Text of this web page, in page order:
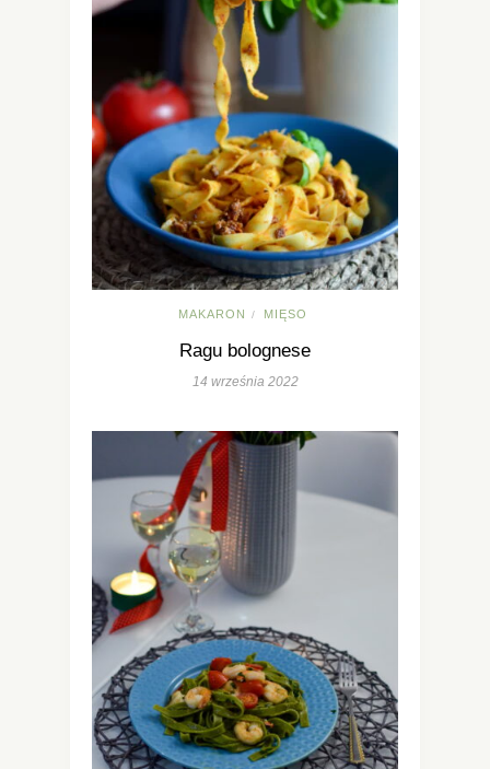
MAKARON / MIĘSO
Ragu bolognese
14 września 2022